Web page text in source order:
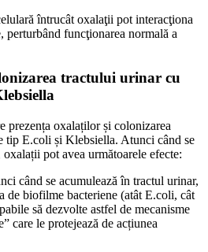
întrucât oxalaţii pot interacţiona
perturbând funcţionarea normală a
tractului urinar cu
prezența oxalaților și colonizarea
tip E.coli și Klebsiella. Atunci când se
pot avea următoarele efecte:
când se acumulează în tractul urinar,
de biofilme bacteriene (atât E.coli, cât
să dezvolte astfel de mecanisme
care le protejează de acțiunea